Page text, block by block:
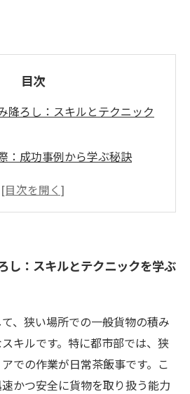
目次
降ろし：スキルとテクニック
：成功事例から学ぶ秘訣
降ろし時の落とし穴とは
降ろしを実現するためのまと
し：スキルとテクニックを学ぶ
、狭い場所での一般貨物の積み
キルです。特に都市部では、狭
での作業が日常茶飯事です。こ
かつ安全に貨物を取り扱う能力